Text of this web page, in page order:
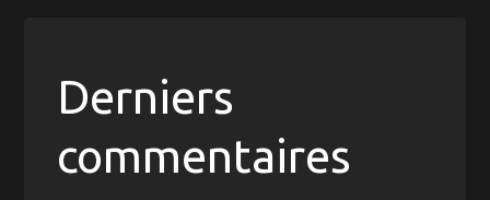
Derniers
commentaires